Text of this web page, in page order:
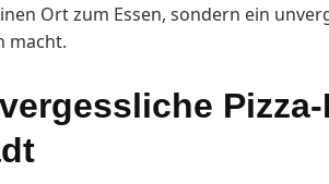
Ort zum Essen, sondern ein
macht.